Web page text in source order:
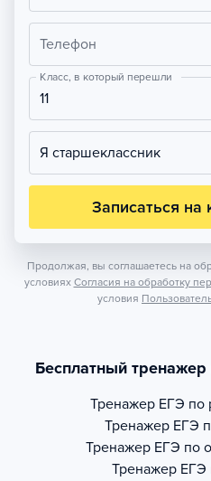
Телефон
Класс, в который перешли
11
Я старшеклассник
Записаться на
Продолжая, вы соглашаетесь на
условиях Согласия на обработку
условия
Бесплатный
Тренажер ЕГЭ по
Тренажер ЕГЭ
Тренажер ЕГЭ по
Тренажер ЕГЭ